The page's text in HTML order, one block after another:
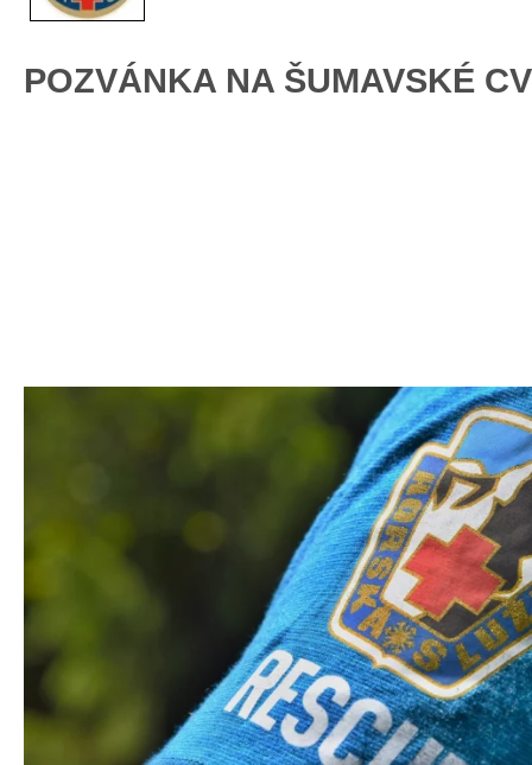
POZVÁNKA NA ŠUMAVSKÉ